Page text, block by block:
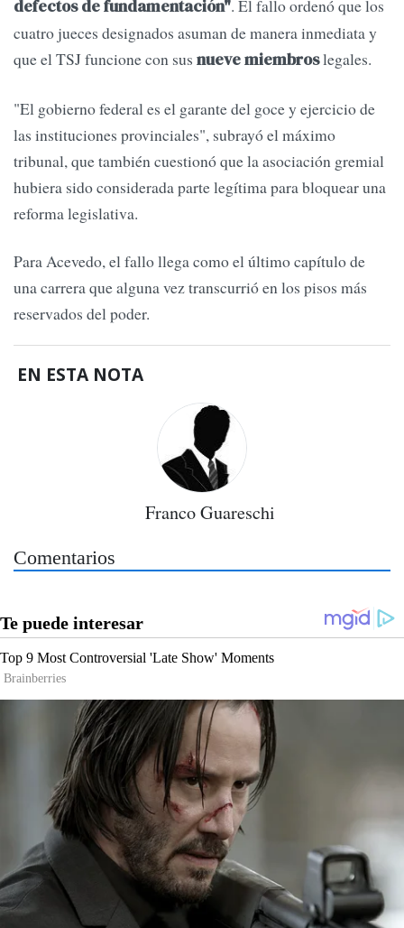
defectos de fundamentación". El fallo ordenó que los
cuatro jueces designados asuman de manera inmediata y
que el TSJ funcione con sus nueve miembroslegales.
"El gobierno federal es el garante del goce y ejercicio de
las instituciones provinciales", subrayó el máximo
tribunal, que también cuestionó que la asociación gremial
hubiera sido considerada parte legítima para bloquear una
reforma legislativa.
Para Acevedo, el fallo llega como el último capítulo de
una carrera que alguna vez transcurrió en los pisos más
reservados del poder.
EN ESTA NOTA
Franco Guareschi
Comentarios